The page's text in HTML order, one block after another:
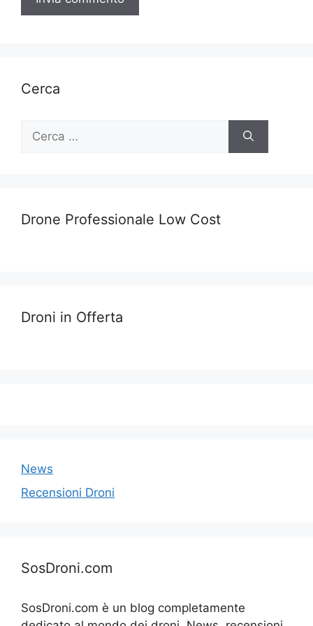
Cerca
Ricerca
Drone Professionale Low Cost
Droni in Offerta
News
Recensioni Droni
SosDroni.com
SosDroni.com è un blog completamente